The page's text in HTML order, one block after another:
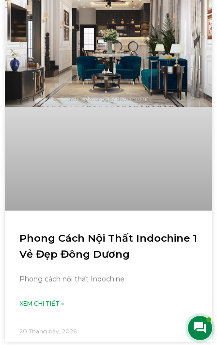
Phong Cách Nội Thất Indochine 1
Vẻ Đẹp Đông Dương
Phong cách nội thất Indochine
XEM CHI TIẾT »
20 Tháng bảy, 2026